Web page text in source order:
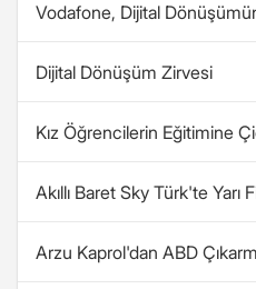
Vodafone, Dijital
Dijital Dönüşüm Zirvesi
Kız Öğrencilerin Eğitimine
Akıllı Baret Sky Türk'te Yarı
Arzu Kaprol'dan ABD